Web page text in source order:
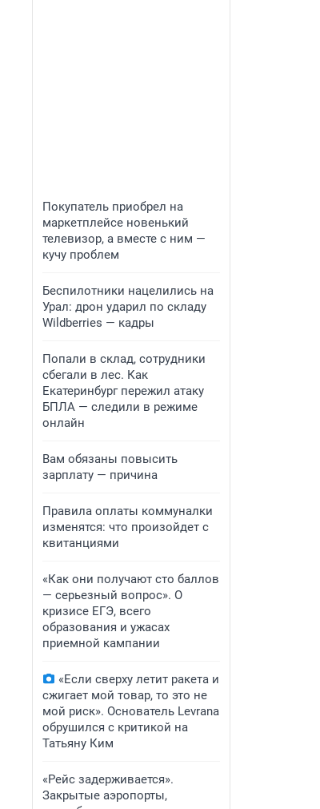
Покупатель приобрел на
маркетплейсе новенький
телевизор, а вместе с ним —
кучу проблем
Беспилотники нацелились на
Урал: дрон ударил по складу
Wildberries — кадры
Попали в склад, сотрудники
сбегали в лес. Как
Екатеринбург пережил атаку
БПЛА — следили в режиме
онлайн
Вам обязаны повысить
зарплату — причина
Правила оплаты коммуналки
изменятся: что произойдет с
квитанциями
«Как они получают сто баллов
— серьезный вопрос». О
кризисе ЕГЭ, всего
образования и ужасах
приемной кампании
«Если сверху летит ракета и
сжигает мой товар, то это не
мой риск». Основатель Levrana
обрушился с критикой на
Татьяну Ким
«Рейс задерживается».
Закрытые аэропорты,